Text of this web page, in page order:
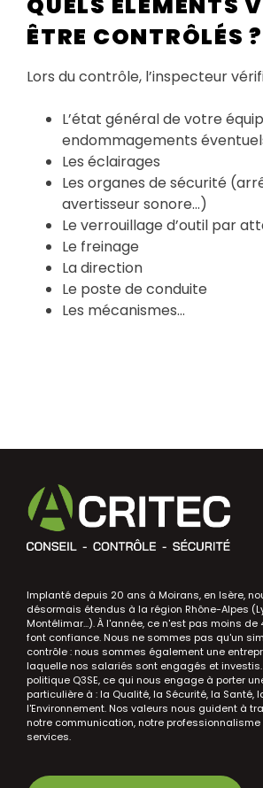
ÊTRE CONTRÔLÉS ?
Lors du contrôle, l’inspecteur
L’état général de votre
endommagements
Les éclairages
Les organes de sécurité
avertisseur sonore…)
Le verrouillage d’outil par
Le freinage
La direction
Le poste de conduite
Les mécanismes…
Implanté depuis 20 ans à Moirans, en Isère,
désormais étendus à la région Rhône-Alpes
Montélimar...). À l'année, ce n'est pas moins
font confiance. Nous ne sommes pas qu'un
contrôle : nous sommes également une
laquelle nos salariés sont engagés et
politique Q3SE, ce qui nous engage à porter
particulière à : la Qualité, la Sécurité, la Santé,
l'Environnement. Nos valeurs nous guident à
notre communication, notre
services.